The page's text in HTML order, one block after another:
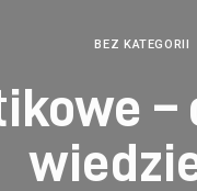
BEZ KATEGORII
–